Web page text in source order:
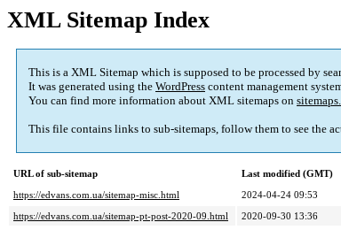
XML Sitemap Index
This is a XML Sitemap which is supposed to be processed by
It was generated using the WordPress content management
You can find more information about XML sitemaps on
This file contains links to sub-sitemaps, follow them to see the
URL of sub-sitemap
Last modified (GMT)
https://edvans.com.ua/sitemap-misc.html
2024-04-24 09:53
https://edvans.com.ua/sitemap-pt-post-2020-09.html
2020-09-30 13:36